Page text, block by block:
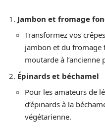
Jambon et fromage
Transformez vos
jambon et du fromage
moutarde à l’ancienne
Épinards et béchamel
Pour les amateurs de
d’épinards à la
végétarienne.